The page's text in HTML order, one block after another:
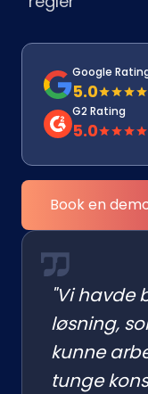
Google
5.0
G2 Rating
5.0
Book en
"Vi havde
løsning,
kunne
tunge